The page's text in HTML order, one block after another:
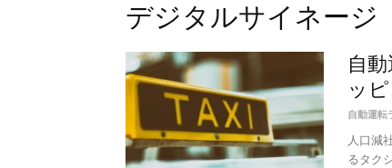
デジタルサイネージ
自
ッ
自動運転
人口減
るタク